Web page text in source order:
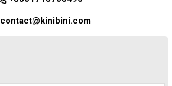
contact@kinibini.com